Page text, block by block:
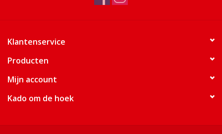
Klantenservice
Producten
Mijn account
Kado om de hoek